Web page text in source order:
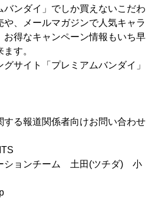
バンダイ」でしか買えないこだわ
や、メールマガジンで人気キャラ
お得なキャンペーン情報もいち早
す。
サイト「プレミアムバンダイ」
する報道関係者向けお問い合わせ
ションチーム 土田(ツチダ) 小